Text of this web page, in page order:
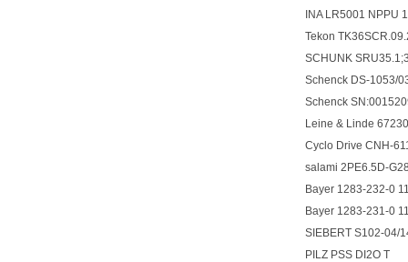
INA LR5001 NPPU 1
Tekon
SCHUNK
Schenck DS-1053/
Schenck
Leine & Linde
Cyclo Drive CNH-
salami 2PE6.5D-
Bayer 1283-232-0
Bayer 1283-231-0
SIEBERT S102-04/
PILZ PSS DI2O T